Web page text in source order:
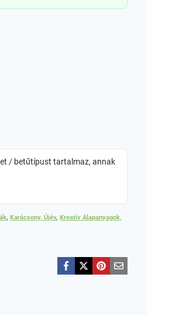
/ betűtípust tartalmaz, annak
, Karácsony, Újév, Kreatív Alapanyagok,